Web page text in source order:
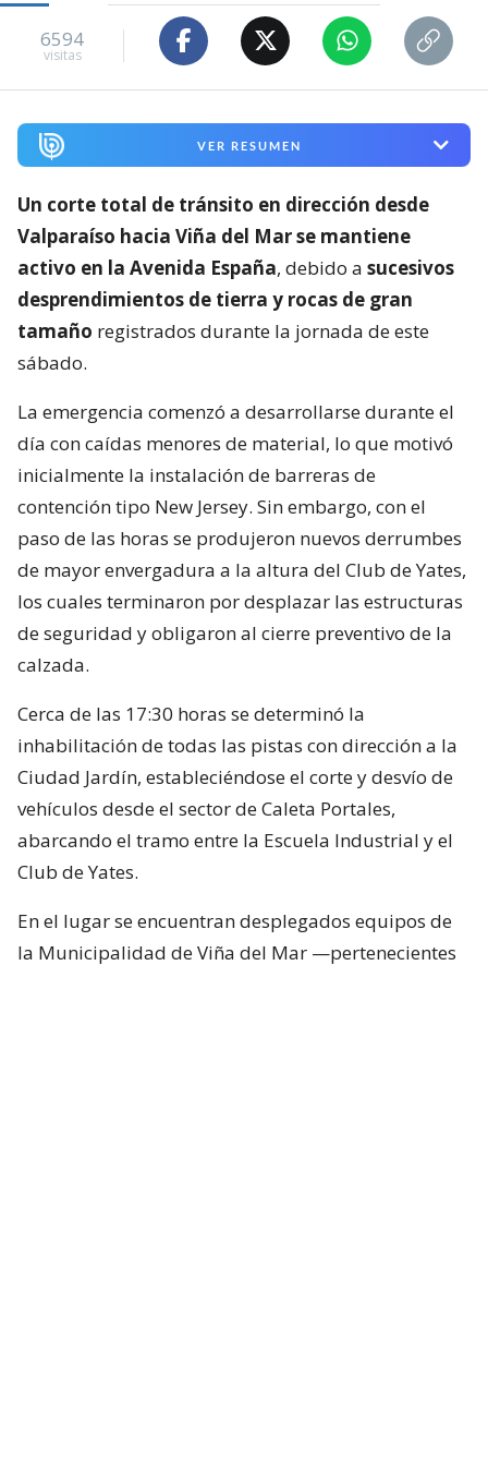
6594
visitas
VER RESUMEN
Un corte total de tránsito en dirección desde
Valparaíso hacia Viña del Mar se mantiene
activo en la Avenida España, debido a sucesivos
desprendimientos de tierra y rocas de gran
tamaño registrados durante la jornada de este
sábado.
La emergencia comenzó a desarrollarse durante el
día con caídas menores de material, lo que motivó
inicialmente la instalación de barreras de
contención tipo New Jersey. Sin embargo, con el
paso de las horas se produjeron nuevos derrumbes
de mayor envergadura a la altura del Club de Yates,
los cuales terminaron por desplazar las estructuras
de seguridad y obligaron al cierre preventivo de la
calzada.
Cerca de las 17:30 horas se determinó la
inhabilitación de todas las pistas con dirección a la
Ciudad Jardín, estableciéndose el corte y desvío de
vehículos desde el sector de Caleta Portales,
abarcando el tramo entre la Escuela Industrial y el
Club de Yates.
En el lugar se encuentran desplegados equipos de
la Municipalidad de Viña del Mar —pertenecientes